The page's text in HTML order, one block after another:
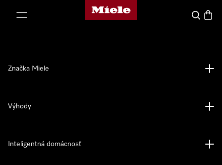
Domovská stránka spoločnosti Miele
Hľadať
Značka Miele
Výhody
Inteligentná domácnosť